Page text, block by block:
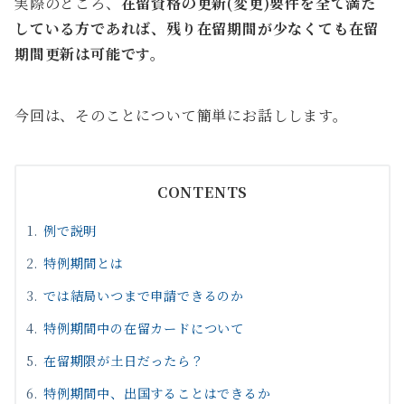
している方であれば、残り在留期間が少なくても在留
期間更新は可能です。
今回は、そのことについて簡単にお話しします。
CONTENTS
例で説明
特例期間とは
では結局いつまで申請できるのか
特例期間中の在留カードについて
在留期限が土日だったら？
特例期間中、出国することはできるか